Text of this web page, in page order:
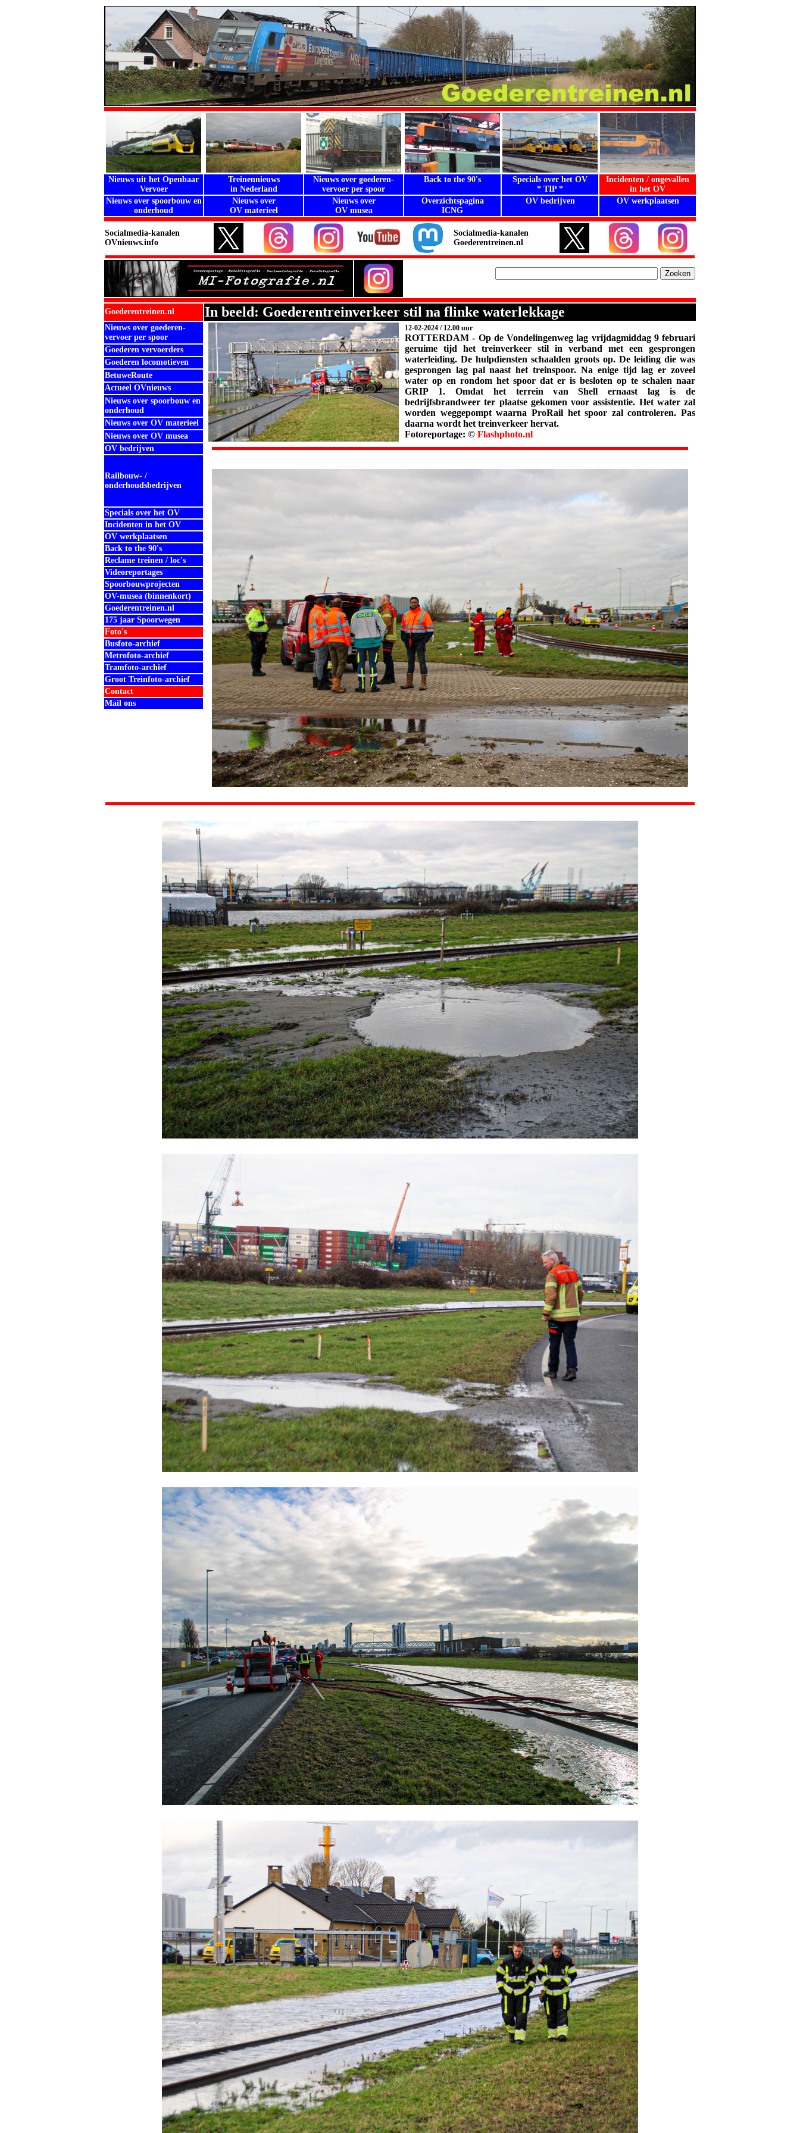
Nieuws uit het Openbaar
Vervoer
Treinennieuws
in Nederland
Nieuws over goederen-
vervoer per spoor
Back to the 90's
Specials over het OV
* TIP *
Incidenten / ongevallen
in het OV
Nieuws over spoorbouw en
onderhoud
Nieuws over
OV materieel
Nieuws over
OV musea
Overzichtspagina
ICNG
OV bedrijven
OV werkplaatsen
Socialmedia-kanalen
OVnieuws.info
Socialmedia-kanalen
Goederentreinen.nl
Goederentreinen.nl In beeld: Goederentreinverkeer stil na flinke waterlekkage
Nieuws over goederen-
vervoer per spoor
12-02-2024 / 12.00 uur
ROTTERDAM - Op de Vondelingenweg lag vrijdagmiddag 9 februari
geruime tijd het treinverkeer stil in verband met een gesprongen
waterleiding. De hulpdiensten schaalden groots op. De leiding die was
gesprongen lag pal naast het treinspoor. Na enige tijd lag er zoveel
water op en rondom het spoor dat er is besloten op te schalen naar
GRIP 1. Omdat het terrein van Shell ernaast lag is de
bedrijfsbrandweer ter plaatse gekomen voor assistentie. Het water zal
worden weggepompt waarna ProRail het spoor zal controleren. Pas
daarna wordt het treinverkeer hervat.
Fotoreportage: © Flashphoto.nl
Goederen vervoerders
Goederen locomotieven
BetuweRoute
Actueel OVnieuws
Nieuws over spoorbouw en
onderhoud
Nieuws over OV materieel
Nieuws over OV musea
OV bedrijven
Railbouw- /
onderhoudsbedrijven
Specials over het OV
Incidenten in het OV
OV werkplaatsen
Back to the 90's
Reclame treinen / loc's
Videoreportages
Spoorbouwprojecten
OV-musea (binnenkort)
Goederentreinen.nl
175 jaar Spoorwegen
Foto's
Busfoto-archief
Metrofoto-archief
Tramfoto-archief
Groot Treinfoto-archief
Contact
Mail ons